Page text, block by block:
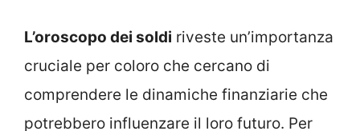
L’oroscopo dei soldi riveste un’importanza
cruciale per coloro che cercano di
comprendere le dinamiche finanziarie che
potrebbero influenzare il loro futuro. Per